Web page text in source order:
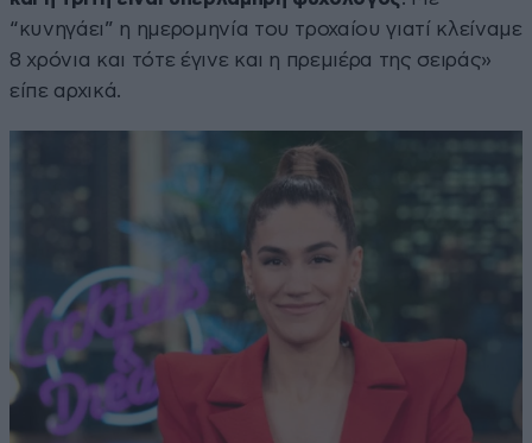
“κυνηγάει” η ημερομηνία του τροχαίου γιατί κλείναμε
8 χρόνια και τότε έγινε και η πρεμιέρα της σειράς»
είπε αρχικά.